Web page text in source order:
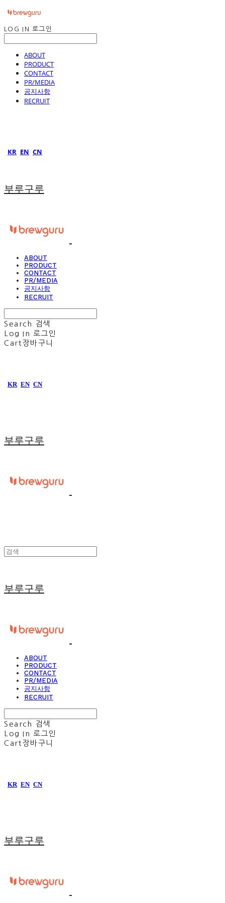
LOG IN 로그인
ABOUT
PRODUCT
CONTACT
PR/MEDIA
공지사항
RECRUIT
KR EN CN
부루구루
ABOUT
PRODUCT
CONTACT
PR/MEDIA
공지사항
RECRUIT
Search
검색
Log In 로그인
Cart 장바구니
KR EN CN
부루구루
부루구루
ABOUT
PRODUCT
CONTACT
PR/MEDIA
공지사항
RECRUIT
Search
검색
Log In
로그인
Cart 장바구니
KR EN CN
부루구루